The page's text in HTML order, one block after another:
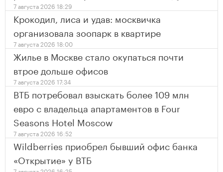
7 августа 2026 18:29
Крокодил, лиса и удав: москвичка
организовала зоопарк в квартире
7 августа 2026 18:00
Жилье в Москве стало окупаться почти
втрое дольше офисов
7 августа 2026 17:34
ВТБ потребовал взыскать более 109 млн
евро с владельца апартаментов в Four
Seasons Hotel Moscow
7 августа 2026 16:52
Wildberries приобрел бывший офис банка
«Открытие» у ВТБ